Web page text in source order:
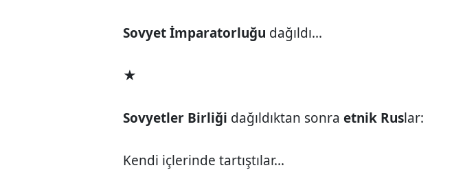
Sovyet İmparatorluğu dağıldı...
★
Sovyetler Birliği dağıldıktan sonraetnik Ruslar:
Kendi içlerinde tartıştılar...